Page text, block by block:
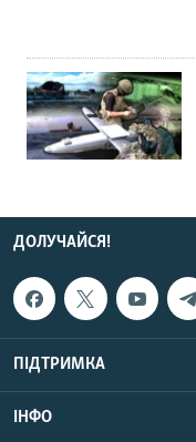
ДОЛУЧАЙСЯ!
ПІДТРИМКА
ІНФО